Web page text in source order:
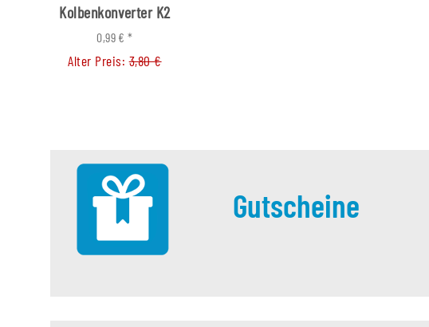
Kolbenkonverter K2
0,99 €*
Alter Preis:3,80 €
Gutscheine